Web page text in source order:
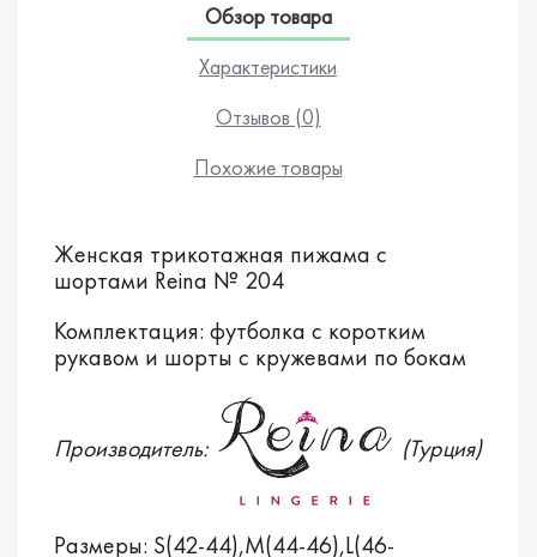
Обзор товара
Характеристики
Отзывов (0)
Похожие товары
Женская трикотажная пижама с
шортами Reina № 204
Комплектация: футболка с коротким
рукавом и шорты с кружевами по бокам
Производитель: (Турция)
Размеры: S(42-44),M(44-46),L(46-